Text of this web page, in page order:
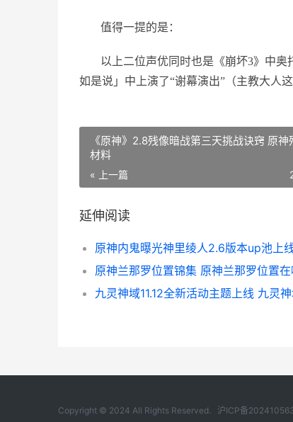
值得一提的是：
以上二位声优同时也是《崩坏3》中
如是说」中上演了“谢幕演出”（主教大人
《原神》2.8残像暗战第三天挑战诀窍 原神
材料
« 上一篇
延伸阅读
原神兰那罗位置锦集 原神兰那罗位置在
九灵神域11.12全新活动主题上线 九灵
Copyright © 2024 All Rights Reserved. 沪ICP备